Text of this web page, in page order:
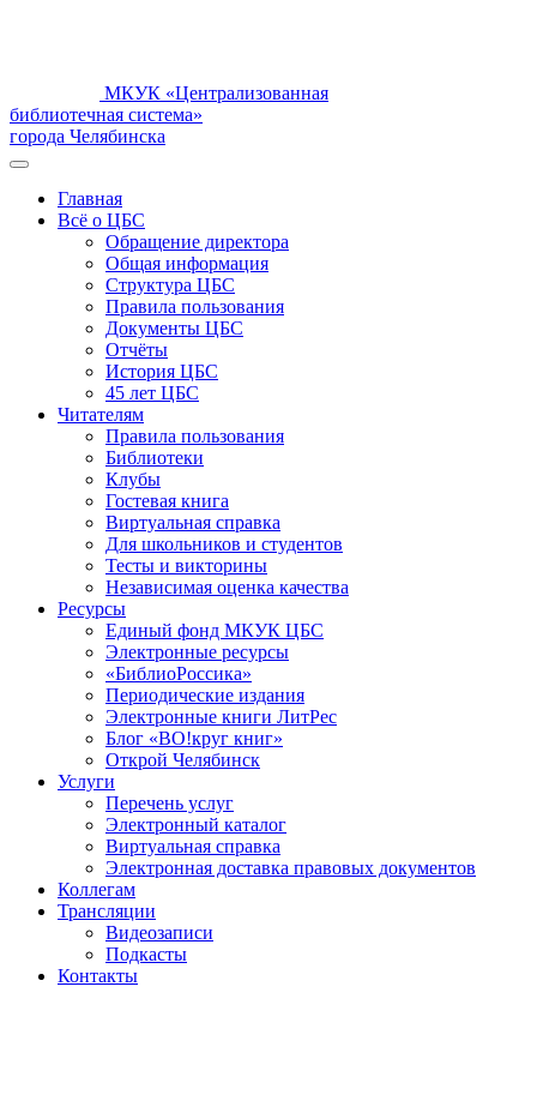
МКУК «Централизованная
библиотечная система»
города Челябинска
Главная
Всё о ЦБС
Обращение директора
Общая информация
Структура ЦБС
Правила пользования
Документы ЦБС
Отчёты
История ЦБС
45 лет ЦБС
Читателям
Правила пользования
Библиотеки
Клубы
Гостевая книга
Виртуальная справка
Для школьников и студентов
Тесты и викторины
Независимая оценка качества
Ресурсы
Единый фонд МКУК ЦБС
Электронные ресурсы
«БиблиоРоссика»
Периодические издания
Электронные книги ЛитРес
Блог «ВО!круг книг»
Открой Челябинск
Услуги
Перечень услуг
Электронный каталог
Виртуальная справка
Электронная доставка правовых документов
Коллегам
Трансляции
Видеозаписи
Подкасты
Контакты